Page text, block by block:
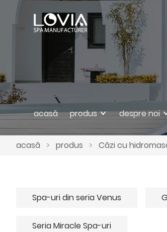
acasă produs despre noi
acasă > produs > Căzi cu
Spa-uri din seria Venus
Seria Miracle Spa-uri